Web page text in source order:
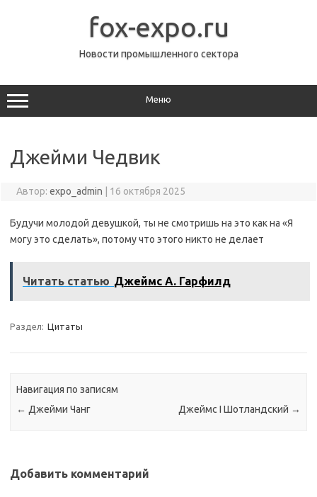
fox-expo.ru
Новости промышленного сектора
Меню
Джейми Чедвик
Автор: expo_admin 16 октября 2025
Будучи молодой девушкой, ты не смотришь на это как на «Я
могу это сделать», потому что этого никто не делает
Читать статью Джеймс А. Гарфилд
Раздел: Цитаты
Навигация по записям
← Джейми Чанг Джеймс I Шотландский →
Добавить комментарий